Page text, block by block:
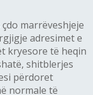
marrëveshjeje
adresimet e
kryesore të heqin
shitblerjes
përdoret
normale të